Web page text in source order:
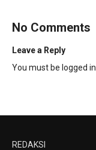
No Comments
Leave a Reply
You must be logged in
REDAKSI